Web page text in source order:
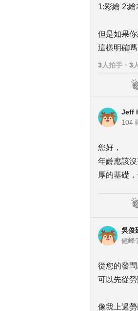
1:彩繪 2:
但是如果
這樣明確嗎
3人拍手 ・ 3
Jeff
104
您好，
年齡應該
厚的基礎
吳俊
健峰
從您的發
可以先從
像我上過